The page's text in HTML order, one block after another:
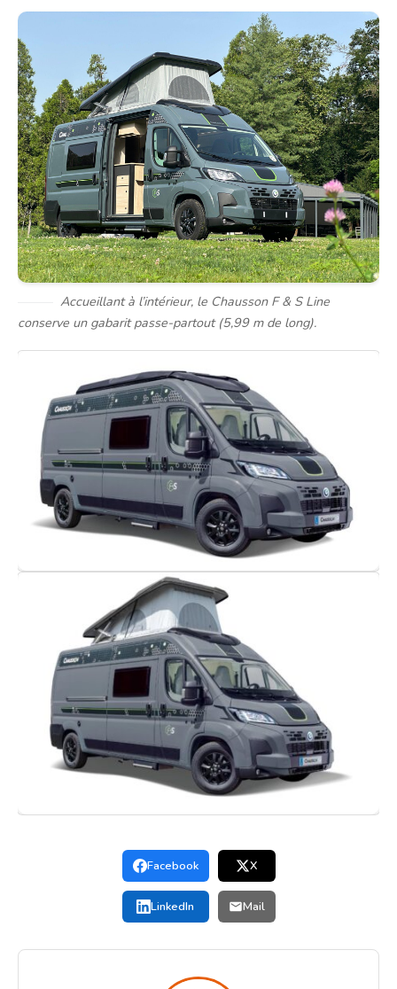
Accueillant à l’intérieur, le Chausson F & S Line
conserve un gabarit passe-partout (5,99 m de long).
Facebook X
LinkedIn Mail